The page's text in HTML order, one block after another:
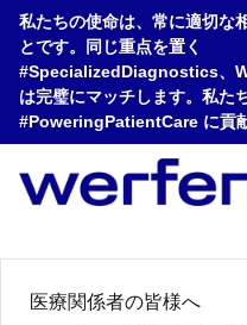
私たちの使命は、常に適切な
とです。同じ重点を置く
#SpecializedDiagnostics、
は完璧にマッチします。私た
#PoweringPatientCare に貢
医療関係者の皆様へ